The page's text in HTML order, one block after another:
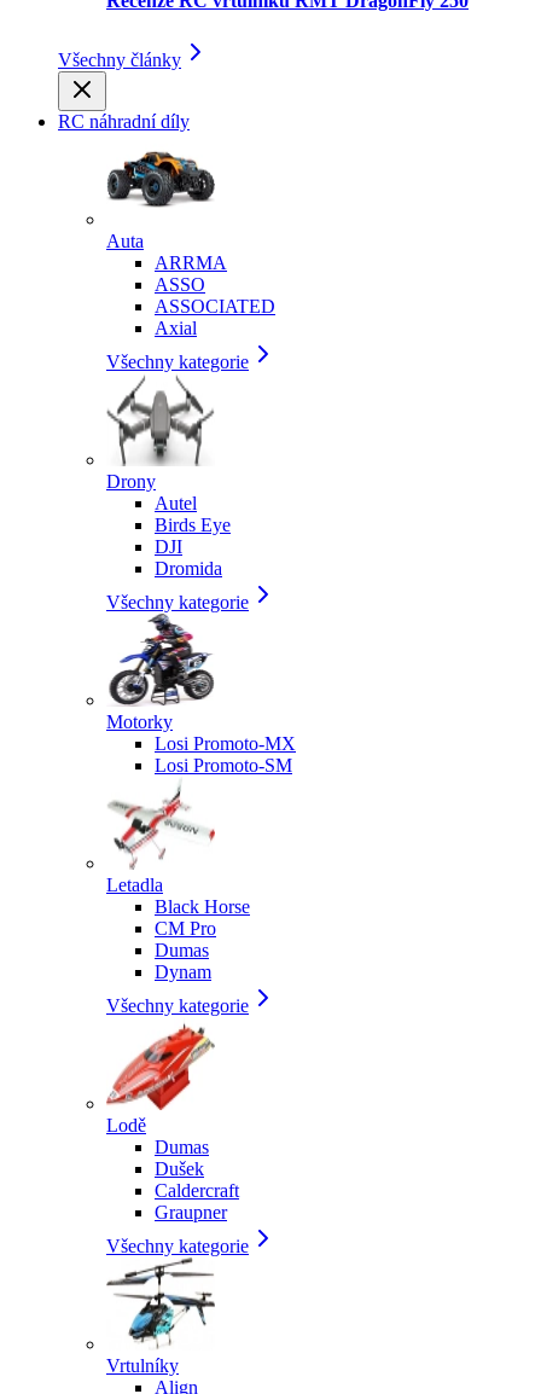
Všechny články
RC náhradní díly
Auta
ARRMA
ASSO
ASSOCIATED
Axial
Všechny kategorie
Drony
Autel
Birds Eye
DJI
Dromida
Všechny kategorie
Motorky
Losi Promoto-MX
Losi Promoto-SM
Letadla
Black Horse
CM Pro
Dumas
Dynam
Všechny kategorie
Lodě
Dumas
Dušek
Caldercraft
Graupner
Všechny kategorie
Vrtulníky
Align